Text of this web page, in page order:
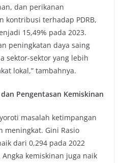
dan perikanan
kontribusi terhadap PDRB,
15,49% pada 2023.
peningkatan daya saing
sektor-sektor yang lebih
lokal,” tambahnya.
Pengentasan Kemiskinan
masalah ketimpangan
meningkat. Gini Rasio
dari 0,294 pada 2022
kemiskinan juga naik